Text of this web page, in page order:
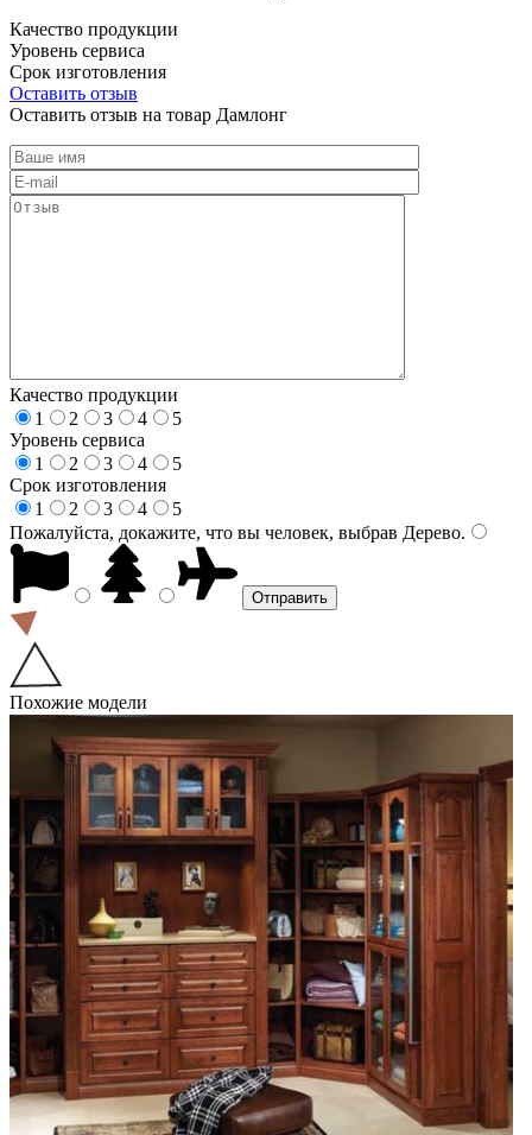
Качество продукции
Уровень сервиса
Срок изготовления
Оставить отзыв
Оставить отзыв на товар Дамлонг
Качество продукции
1
2 3 4
5
Уровень сервиса
1
2 3 4
5
Срок изготовления
1
2 3 4
5
Пожалуйста, докажите, что вы человек, выбрав Дерево.
Похожие модели